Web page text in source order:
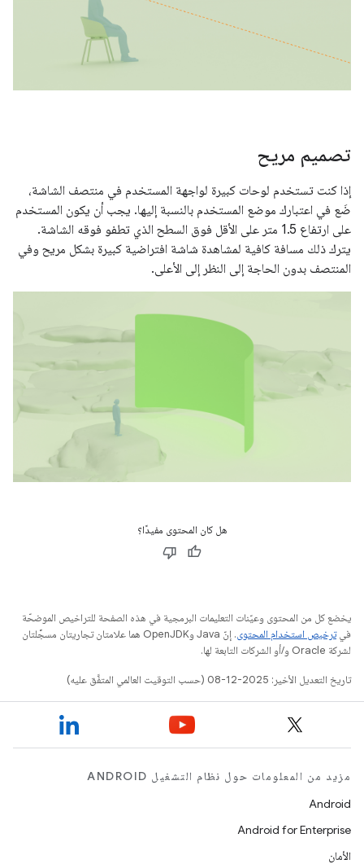
تصميم مريح
إذا كنت تستخدم لوحات كبيرة لواجهة المستخدم في منتصف الشاشة،
ضَع في اعتبارك موضع المستخدم بالنسبة إليها. يجب أن يكون المستخدم
على ارتفاع 1.5 متر على الأقل فوق السطح الذي تطفو فوقه الشاشة.
يترك ذلك مسافة كافية لمشاهدة شاشة افتراضية كبيرة بشكل مريح وفي
المنتصف بدون الحاجة إلى النظر إلى الأعلى.
هل كان المحتوى مفيدًا؟
يخضع كل من المحتوى وعيّنات التعليمات البرمجية في هذه الصفحة للتراخيص الموضحّة
فيترخيص استخدام المحتوى
. إنّ Java وOpenJDK هما علامتان تجاريتان مسجَّلتان
لشركة Oracle و/أو الشركات التابعة لها.
تاريخ التعديل الأخير: 2025-12-08 (حسب التوقيت العالمي المتفَّق عليه)
مزيد من المعلومات حول نظام التشغيل ANDROID
Android
Android for Enterprise
الأمان